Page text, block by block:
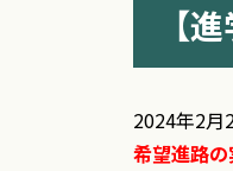
【
2024年2月
希望進路